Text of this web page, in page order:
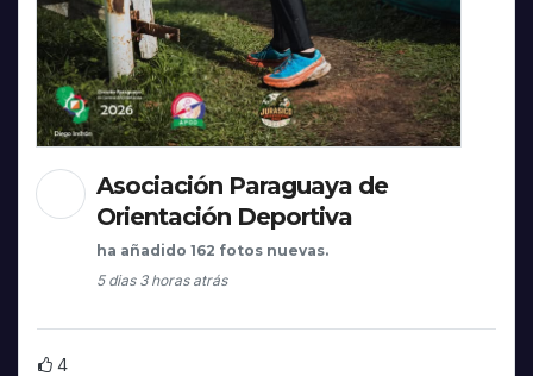
Asociación Paraguaya de
Orientación Deportiva
ha añadido 162 fotos nuevas.
5 dias 3 horas atrás
4